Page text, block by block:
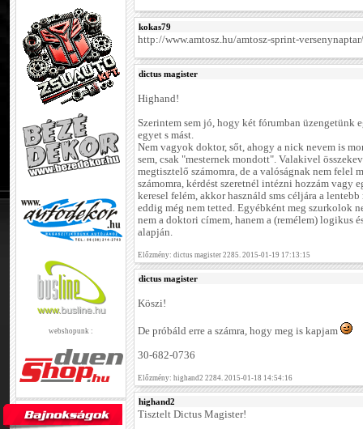
webshopunk :
kokas79
http://www.amtosz.hu/amtosz-sprint-versenynaptar/
dictus magister
Highand!
Szerintem sem jó, hogy két fórumban üzengetünk
egyet s mást.
Nem vagyok doktor, sőt, ahogy a nick nevem is
sem, csak "mesternek mondott". Valakivel
megtisztelő számomra, de a valóságnak nem felel
számomra, kérdést szeretnél intézni hozzám vagy
keresel felém, akkor használd sms céljára a
eddig még nem tetted. Egyébként meg szurkolok
nem a doktori címem, hanem a (remélem) logikus
alapján.
Előzmény: dictus magister 2285. 2015-01-19 17:13:15
dictus magister
Köszi!
De próbáld erre a számra, hogy meg is kapjam
30-682-0736
Előzmény: highand2 2284. 2015-01-18 14:54:16
highand2
Tisztelt Dictus Magister!